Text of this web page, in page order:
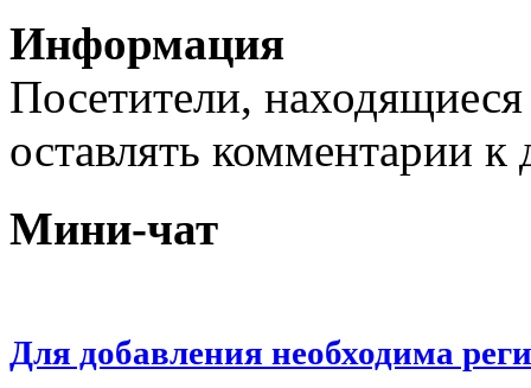
Информация
Посетители,
оставлять комментарии
Мини-чат
Для добавления необходима